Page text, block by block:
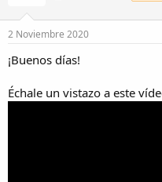
2 Noviembre 2020
¡Buenos días!
Échale un vistazo a este